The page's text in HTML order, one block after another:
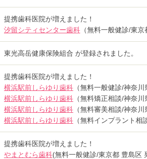
提携歯科医院が増えました！
汐留シティセンター歯科 （無料一般健診/東
東光高岳健康保険組合 が登録されました。
提携歯科医院が増えました！
横浜駅前しらゆり歯科 （無料一般健診/神奈
横浜駅前しらゆり歯科 （無料矯正相談/神奈
横浜駅前しらゆり歯科 （無料審美相談/神奈
横浜駅前しらゆり歯科 （無料インプラント
提携歯科医院が増えました！
やまとむら歯科(無料一般健診/東京都 豊島区